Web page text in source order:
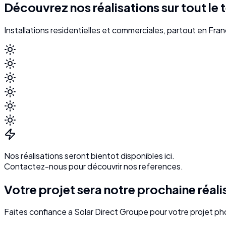
Découvrez nos réalisations sur tout le
Installations residentielles et commerciales, partout en
Nos réalisations seront bientot disponibles ici.
Contactez-nous pour découvrir nos references.
Votre projet sera notre prochaine
Faites confiance a Solar Direct Groupe pour votre projet